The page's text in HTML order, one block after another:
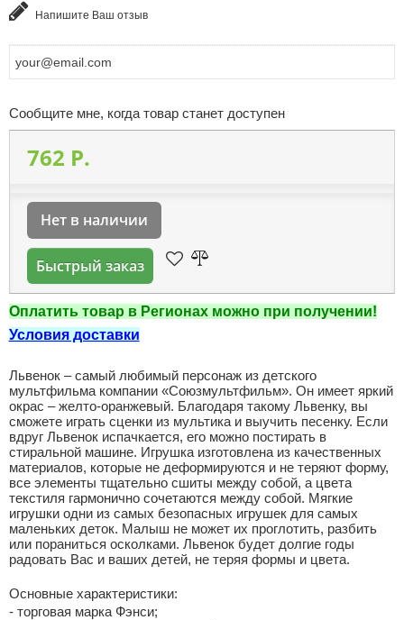
Напишите Ваш отзыв
Сообщите мне, когда товар станет доступен
762 P.
Нет в наличии
Быстрый заказ
Оплатить товар в Регионах можно при получении!
Условия доставки
Львенок – самый любимый персонаж из детского
мультфильма компании «Союзмультфильм». Он имеет яркий
окрас – желто-оранжевый. Благодаря такому Львенку, вы
сможете играть сценки из мультика и выучить песенку. Если
вдруг Львенок испачкается, его можно постирать в
стиральной машине. Игрушка изготовлена из качественных
материалов, которые не деформируются и не теряют форму,
все элементы тщательно сшиты между собой, а цвета
текстиля гармонично сочетаются между собой. Мягкие
игрушки одни из самых безопасных игрушек для самых
маленьких деток. Малыш не может их проглотить, разбить
или пораниться осколками. Львенок будет долгие годы
радовать Вас и ваших детей, не теряя формы и цвета.
Основные характеристики:
- торговая марка Фэнси;